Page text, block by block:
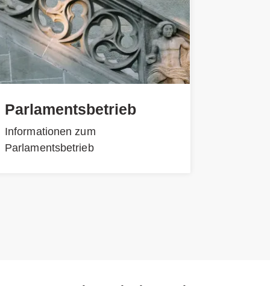
Parlamentsbetrieb
Informationen zum
Parlamentsbetrieb